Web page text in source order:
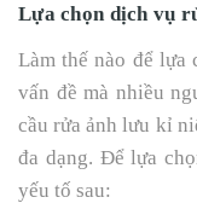
Lựa chọn dịch vụ
Làm thế nào để lựa
vấn đề mà nhiều
cầu rửa ảnh lưu kỉ
đa dạng. Để lựa
yếu tố sau: